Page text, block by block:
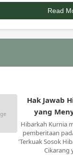
Gubernur
Bangka
Read
Hak Jawab
yang
Hibarkah Kurnia
pemberitaan
'Terkuak Sosok
Cikarang